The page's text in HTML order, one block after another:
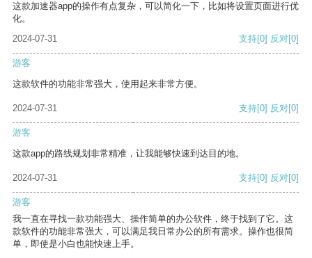
这款加速器app的操作有点复杂，可以简化一下，比如将设置页面进行优
化。
2024-07-31
支持[0] 反对[0]
游客
这款软件的功能非常强大，使用起来非常方便。
2024-07-31 支持[0] 反对[0]
游客
这款app的路线规划非常精准，让我能够快速到达目的地。
2024-07-31 支持[0] 反对[0]
游客
我一直在寻找一款功能强大、操作简单的办公软件，终于找到了它。这
款软件的功能非常强大，可以满足我日常办公的所有需求。操作也很简
单，即使是小白也能快速上手。